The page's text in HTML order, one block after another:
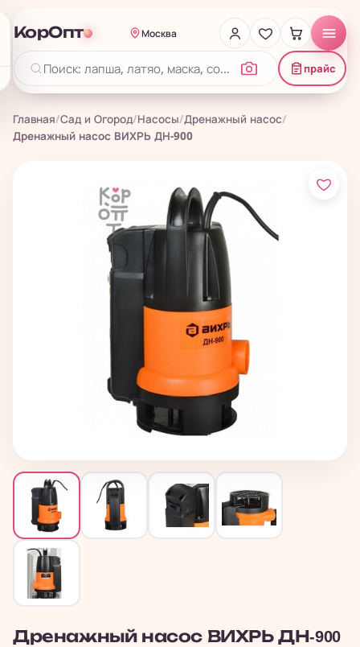
КорОпт Москва
прайс
Главная/Сад и Огород/Насосы/Дренажный насос/
Дренажный насос ВИХРЬ ДН-900
Дренажный насос ВИХРЬ ДН-900